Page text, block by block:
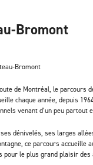
Bromont
Bromont
de Montréal, le parcours
chaque année, depuis
venant d’un peu partout
dénivelés, ses larges
ce parcours accueille
pour le plus grand plaisir des